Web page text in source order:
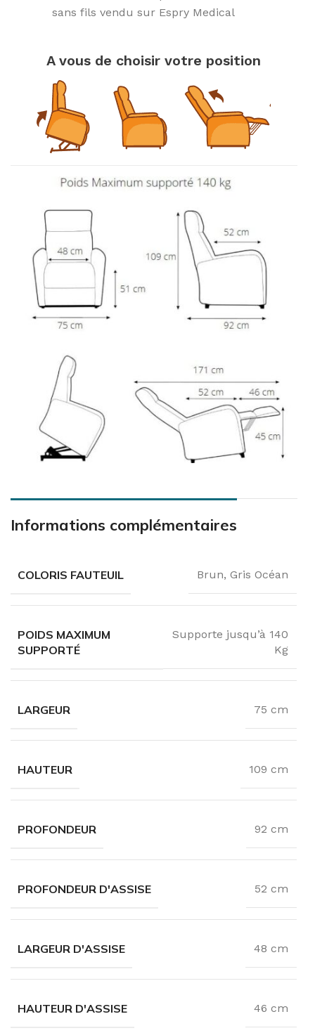
sans fils vendu sur Espry Medical
A vous de choisir votre position
Informations complémentaires
COLORIS FAUTEUIL Brun, Gris Océan
POIDS MAXIMUM
SUPPORTÉ
Supporte jusqu’à 140
Kg
LARGEUR 75 cm
HAUTEUR 109 cm
PROFONDEUR 92 cm
PROFONDEUR D'ASSISE 52 cm
LARGEUR D'ASSISE 48 cm
HAUTEUR D'ASSISE 46 cm